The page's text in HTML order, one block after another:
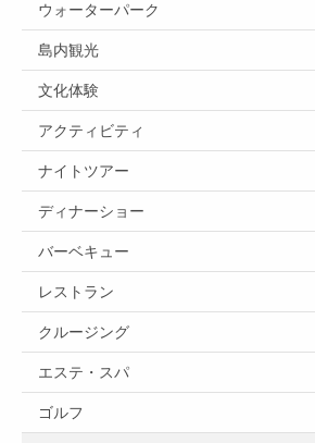
ウォーターパーク
島内観光
文化体験
アクティビティ
ナイトツアー
ディナーショー
バーベキュー
レストラン
クルージング
エステ・スパ
ゴルフ